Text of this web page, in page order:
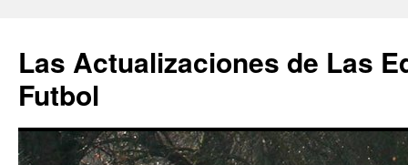
Las Actualizaciones de Las
Futbol